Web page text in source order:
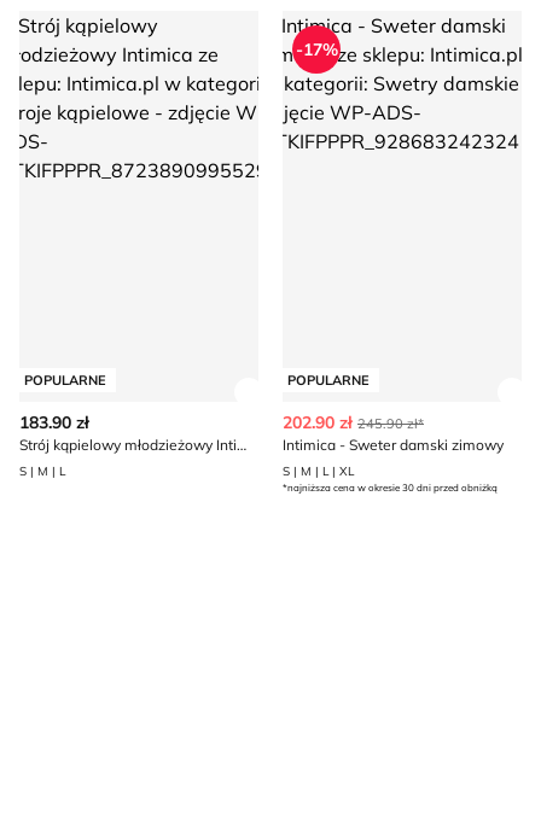
kąpielowy młodzieżowy Intimica
POPULARNE
183.90 zł
Strój kąpielowy młodzieżowy Intimica
S | M | L
Intimica - Sweter damski
POPULARNE
-17%
202.90 zł 245.90 zł*
Intimica - Sweter damski zimowy
S | M | L | XL
*najniższa cena w okresie 30 dni przed obniżką